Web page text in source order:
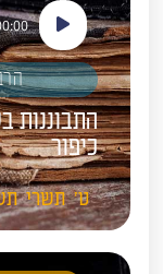
נגן
אודיו
התבוננות
כיפור
ט' תשרי